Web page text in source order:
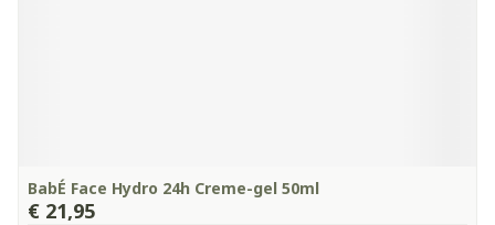
BabÉ Face Hydro 24h Creme-gel 50ml
€ 21,95